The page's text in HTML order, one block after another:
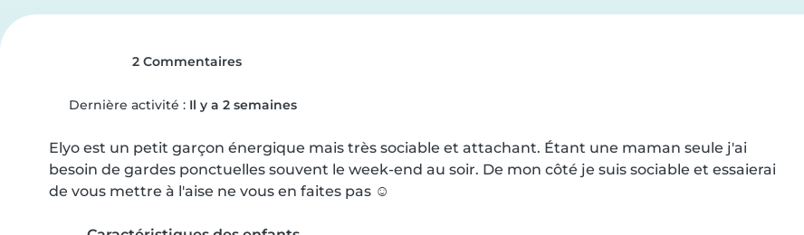
2 Commentaires
Dernière activité : Il y a 2 semaines
Elyo est un petit garçon énergique mais très sociable et attachant. Étant une maman seule j'ai
besoin de gardes ponctuelles souvent le week-end au soir. De mon côté je suis sociable et essaierai
de vous mettre à l'aise ne vous en faites pas ☺️